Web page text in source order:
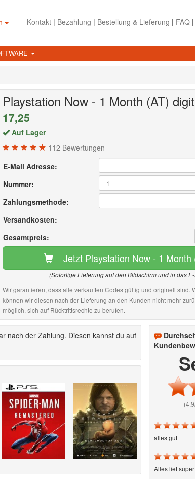
Kontakt| Bezahlung | Bestellung & Lieferung | FAQ|
Playstation Now - 1 Month (AT)
17,25
Auf Lager
112 Bewertungen
E-Mail Adresse:
Nummer:
Zahlungsmethode:
Versandkosten:
Gesamtpreis:
Jetzt Playstation Now - 1 Month
(Sofortige Lieferung auf den Bildschirm und in das
Wir garantieren, dass alle verkauften Codes gültig und originell sind.
können wir diesen nach der Lieferung an den Kunden nicht mehr
möglich, sich auf Rücktrittsrechte zu berufen.
nach der Zahlung. Diesen kannst du auf
alles gut
Alles lief